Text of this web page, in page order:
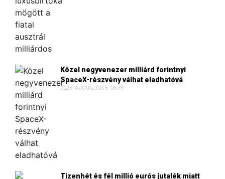
Közel negyvenezer milliárd forintnyi
SpaceX-részvény válhat eladhatóvá
2026. AUGUSZTUS 5. 06:35
Tizenhét és fél millió eurós jutalék miatt